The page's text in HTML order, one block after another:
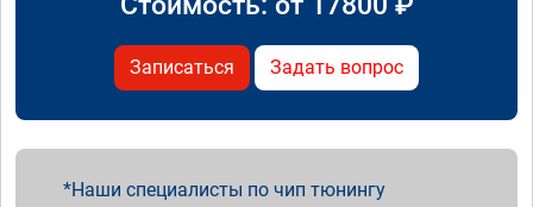
Записаться Задать вопрос
Наши специалисты по чип тюнингу